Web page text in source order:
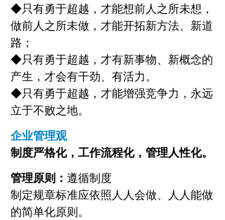
◆只有勇于超越，才能想前人之所未想，
做前人之所未做，才能开拓新方法、新道
路；
◆只有勇于超越，才有新事物、新概念的
产生，才会有干劲、有活力。
◆只有勇于超越，才能增强竞争力，永远
立于不败之地。
企业管理观
制度严格化，工作流程化，管理人性化。
管理原则： 遵循制度
制定规章标准应依照人人会做、人人能做
的简单化原则。